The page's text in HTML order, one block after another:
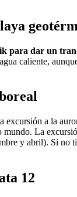
para dar un
caliente,
a la
La
y abril). Si
12